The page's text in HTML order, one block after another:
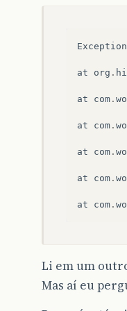
Exception
at org .
at com .
at com .
at com .
at com .
at com .
Li em um
Mas aí eu